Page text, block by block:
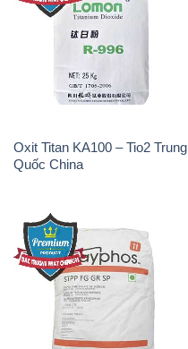
Oxit Titan KA100 – Tio2 Trung
Quốc China